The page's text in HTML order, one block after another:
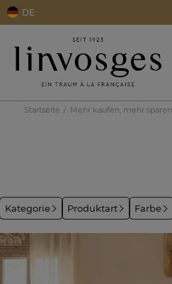
DE
Startseite Mehr kaufen, mehr sparen
Kategorie Produktart Farbe